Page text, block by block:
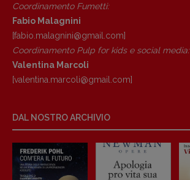
Coordinamento Fumetti:
Fabio Malagnini
[fabio.malagnini@gmail. com]
Coordinamento Pulp for kids e social media:
Valentina Marcoli
[valentina.marcoli@gmail. com]
DAL NOSTRO ARCHIVIO